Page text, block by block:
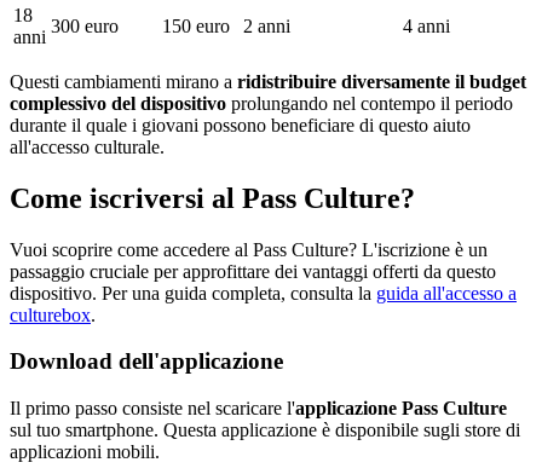
18
anni
300 euro 150 euro 2 anni 4 anni
Questi cambiamenti mirano a ridistribuire diversamente il budget
complessivo del dispositivo prolungando nel contempo il periodo
durante il quale i giovani possono beneficiare di questo aiuto
all'accesso culturale.
Come iscriversi al Pass Culture?
Vuoi scoprire come accedere al Pass Culture? L'iscrizione è un
passaggio cruciale per approfittare dei vantaggi offerti da questo
dispositivo. Per una guida completa, consulta la guida all'accesso a
culturebox.
Download dell'applicazione
Il primo passo consiste nel scaricare l'applicazione Pass Culture
sul tuo smartphone. Questa applicazione è disponibile sugli store di
applicazioni mobili.